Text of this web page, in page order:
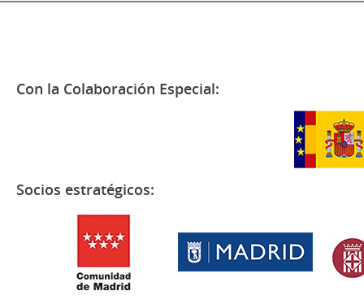
Con la Colaboración Especial:
Socios estratégicos: